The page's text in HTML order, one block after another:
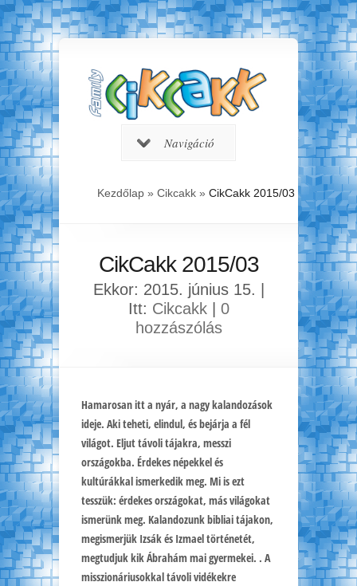
Navigáció
Kezdőlap » Cikcakk » CikCakk 2015/03
CikCakk 2015/03
Ekkor: 2015. június 15. |
Itt: Cikcakk| 0
hozzászólás
Hamarosan itt a nyár, a nagy kalandozások
ideje. Aki teheti, elindul, és bejárja a fél
világot. Eljut távoli tájakra, messzi
országokba. Érdekes népekkel és
kultúrákkal ismerkedik meg. Mi is ezt
tesszük: érdekes országokat, más világokat
ismerünk meg. Kalandozunk bibliai tájakon,
megismerjük Izsák és Izmael történetét,
megtudjuk kik Ábrahám mai gyermekei. . A
misszionáriusokkal távoli vidékekre